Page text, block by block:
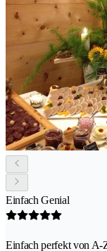
Einfach Genial
Einfach perfekt von